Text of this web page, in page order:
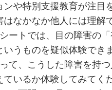
ンや特別支援教育が注目
はなかなか他人には理解
ートでは、目の障害の「
いうものを疑似体験でき
て、こうした障害を持
ているか体験してみてく